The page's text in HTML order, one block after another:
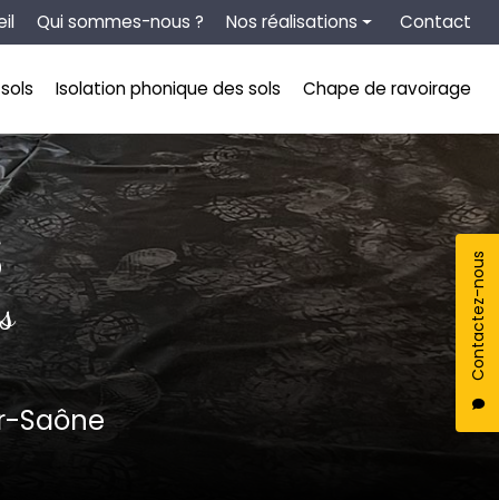
secondaire
Qui sommes-nous ?
Nos réalisations
Isolation thermique des sols
Isolation phonique des sols
Chape de ravoirage
Contact
Contactez-nous
Isolation phonique des sols Chape de ravoirage
Saône